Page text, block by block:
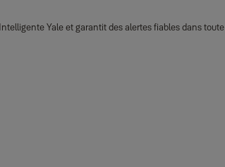
Yale et garantit des alertes fiables dans toute